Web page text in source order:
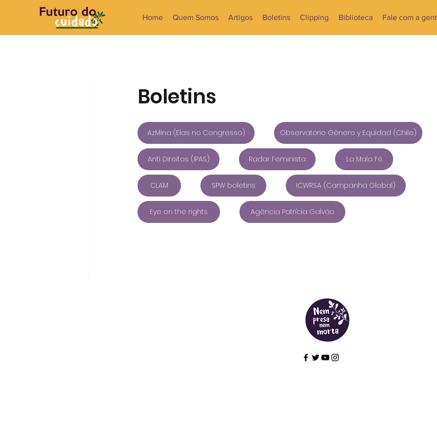
Home Quem Somos Artigos Boletins Clipping Biblioteca Fale com a
Boletins
AzMina (Elas no Congresso) Observatório Gênero y Equidad (Chile)
Anti Direitos (IPAS) Radar Feminista La Mala Fé
CLAM SPW boletins ICWRSA (Campanha Global)
Eye on the rights Agência Patrícia Galvão